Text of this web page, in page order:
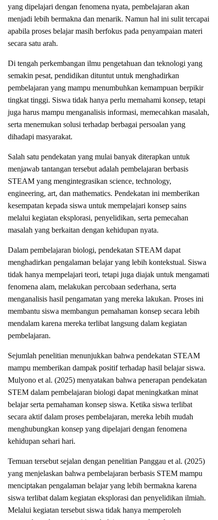
yang dipelajari dengan fenomena nyata, pembelajaran akan
menjadi lebih bermakna dan menarik. Namun hal ini sulit tercapai
apabila proses belajar masih berfokus pada penyampaian materi
secara satu arah.
Di tengah perkembangan ilmu pengetahuan dan teknologi yang
semakin pesat, pendidikan dituntut untuk menghadirkan
pembelajaran yang mampu menumbuhkan kemampuan berpikir
tingkat tinggi. Siswa tidak hanya perlu memahami konsep, tetapi
juga harus mampu menganalisis informasi, memecahkan masalah,
serta menemukan solusi terhadap berbagai persoalan yang
dihadapi masyarakat.
Salah satu pendekatan yang mulai banyak diterapkan untuk
menjawab tantangan tersebut adalah pembelajaran berbasis
STEAM yang mengintegrasikan science, technology,
engineering, art, dan mathematics. Pendekatan ini memberikan
kesempatan kepada siswa untuk mempelajari konsep sains
melalui kegiatan eksplorasi, penyelidikan, serta pemecahan
masalah yang berkaitan dengan kehidupan nyata.
Dalam pembelajaran biologi, pendekatan STEAM dapat
menghadirkan pengalaman belajar yang lebih kontekstual. Siswa
tidak hanya mempelajari teori, tetapi juga diajak untuk mengamati
fenomena alam, melakukan percobaan sederhana, serta
menganalisis hasil pengamatan yang mereka lakukan. Proses ini
membantu siswa membangun pemahaman konsep secara lebih
mendalam karena mereka terlibat langsung dalam kegiatan
pembelajaran.
Sejumlah penelitian menunjukkan bahwa pendekatan STEAM
mampu memberikan dampak positif terhadap hasil belajar siswa.
Mulyono et al. (2025) menyatakan bahwa penerapan pendekatan
STEM dalam pembelajaran biologi dapat meningkatkan minat
belajar serta pemahaman konsep siswa. Ketika siswa terlibat
secara aktif dalam proses pembelajaran, mereka lebih mudah
menghubungkan konsep yang dipelajari dengan fenomena
kehidupan sehari hari.
Temuan tersebut sejalan dengan penelitian Panggau et al. (2025)
yang menjelaskan bahwa pembelajaran berbasis STEM mampu
menciptakan pengalaman belajar yang lebih bermakna karena
siswa terlibat dalam kegiatan eksplorasi dan penyelidikan ilmiah.
Melalui kegiatan tersebut siswa tidak hanya memperoleh